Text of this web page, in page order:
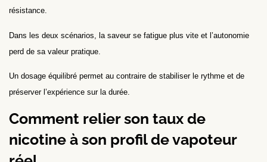
résistance.
Dans les deux scénarios, la saveur se fatigue plus vite et l’autonomie
perd de sa valeur pratique.
Un dosage équilibré permet au contraire de stabiliser le rythme et de
préserver l’expérience sur la durée.
Comment relier son taux de
nicotine à son profil de vapoteur